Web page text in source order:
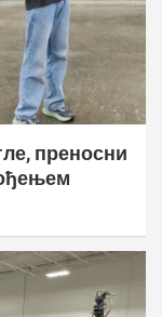
преносни